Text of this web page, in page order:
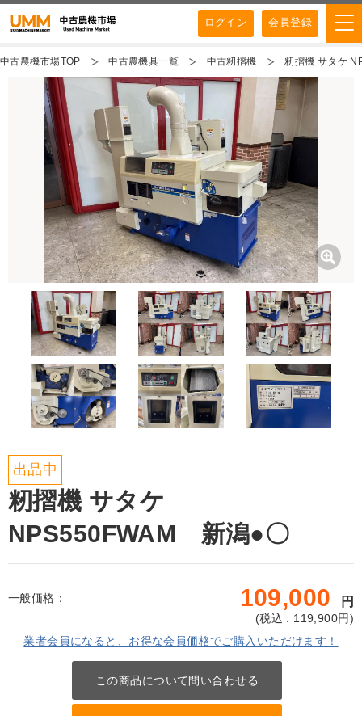
ログイン 会員登録
中古農機市場TOP 中古農機具一覧 中古籾摺機 籾摺機 サタケ
出品中
籾摺機 サタケ
NPS550FWAM 新潟●〇
一般価格： 109,000 円
(税込 : 119,900円)
業者会員になると、お得な会員価格でご購入いただけます！
この商品について問い合わせる